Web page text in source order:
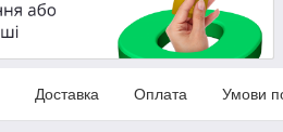
Доставка Оплата Умови